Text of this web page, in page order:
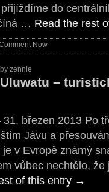
do
… Read the rest
Now
by zennie
–
31. březen 2013 Po
Jávu a
je v Evropě známý
vůbec nechtělo,
of this entry →